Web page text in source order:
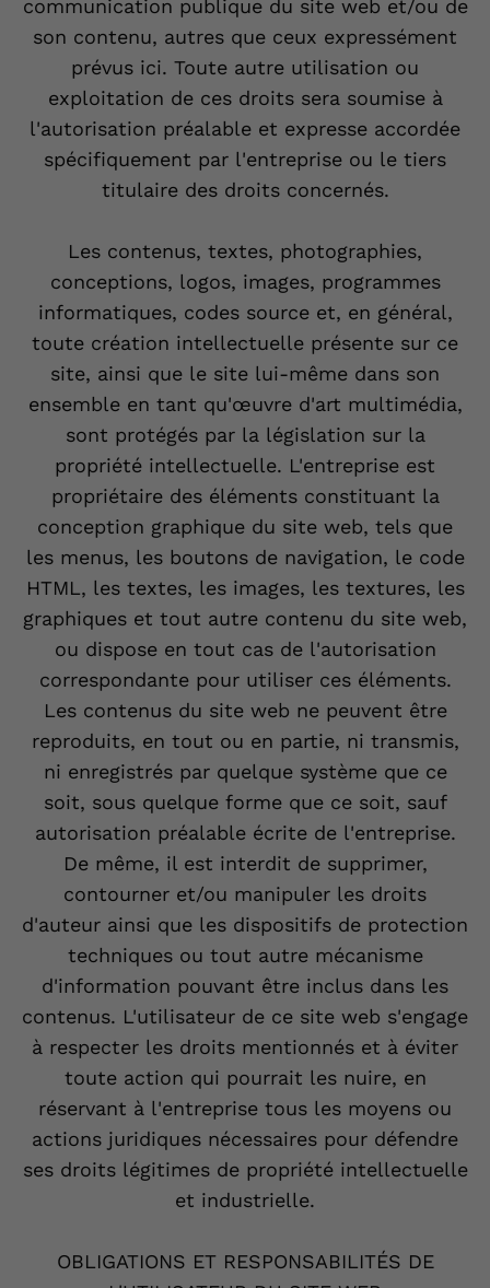
communication publique du site web et/ou de
son contenu, autres que ceux expressément
prévus ici. Toute autre utilisation ou
exploitation de ces droits sera soumise à
l'autorisation préalable et expresse accordée
spécifiquement par l'entreprise ou le tiers
titulaire des droits concernés.
Les contenus, textes, photographies,
conceptions, logos, images, programmes
informatiques, codes source et, en général,
toute création intellectuelle présente sur ce
site, ainsi que le site lui-même dans son
ensemble en tant qu'œuvre d'art multimédia,
sont protégés par la législation sur la
propriété intellectuelle. L'entreprise est
propriétaire des éléments constituant la
conception graphique du site web, tels que
les menus, les boutons de navigation, le code
HTML, les textes, les images, les textures, les
graphiques et tout autre contenu du site web,
ou dispose en tout cas de l'autorisation
correspondante pour utiliser ces éléments.
Les contenus du site web ne peuvent être
reproduits, en tout ou en partie, ni transmis,
ni enregistrés par quelque système que ce
soit, sous quelque forme que ce soit, sauf
autorisation préalable écrite de l'entreprise.
De même, il est interdit de supprimer,
contourner et/ou manipuler les droits
d'auteur ainsi que les dispositifs de protection
techniques ou tout autre mécanisme
d'information pouvant être inclus dans les
contenus. L'utilisateur de ce site web s'engage
à respecter les droits mentionnés et à éviter
toute action qui pourrait les nuire, en
réservant à l'entreprise tous les moyens ou
actions juridiques nécessaires pour défendre
ses droits légitimes de propriété intellectuelle
et industrielle.
OBLIGATIONS ET RESPONSABILITÉS DE